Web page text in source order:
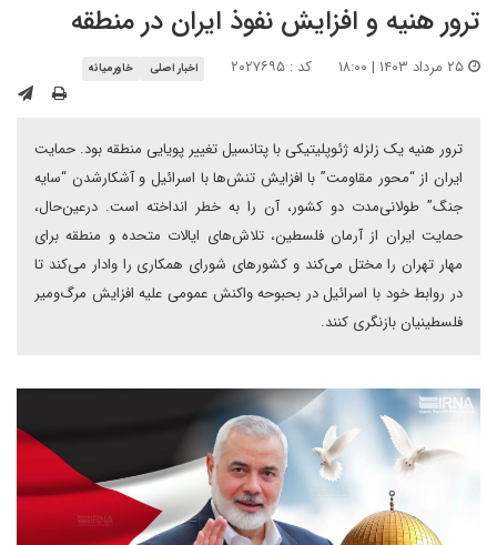
ترور هنیه و افزایش نفوذ ایران در منطقه
کد : ۲۰۲۷۶۹۵ اخبار اصلی خاورمیانه
ترور هنیه یک زلزله ژئوپلیتیکی با پتانسیل تغییر پویایی منطقه بود. حمایت
ایران از “محور مقاومت” با افزایش تنش‌ها با اسرائیل و آشکارشدن “سایه
جنگ” طولانی‌مدت دو کشور، آن را به خطر انداخته است. درعین‌حال،
حمایت ایران از آرمان فلسطین، تلاش‌های ایالات متحده و منطقه برای
مهار تهران را مختل می‌کند و کشورهای شورای همکاری را وادار می‌کند تا
در روابط خود با اسرائیل در بحبوحه واکنش عمومی علیه افزایش مرگ‌ومیر
فلسطینیان بازنگری کنند.